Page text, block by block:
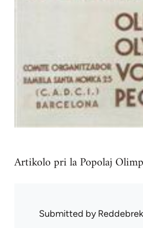
Artikolo pri la Popolaj
Submitted byReddebrek